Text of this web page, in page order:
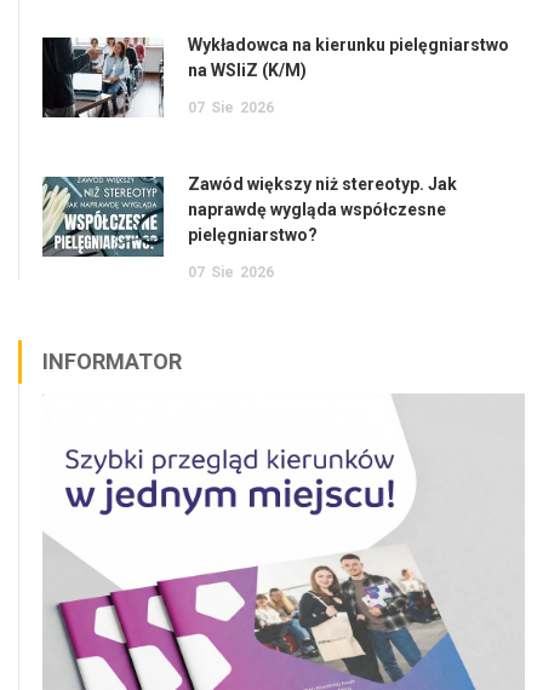
Wykładowca na kierunku pielęgniarstwo
na WSIiZ (K/M)
07 Sie 2026
Zawód większy niż stereotyp. Jak
naprawdę wygląda współczesne
pielęgniarstwo?
07 Sie 2026
INFORMATOR